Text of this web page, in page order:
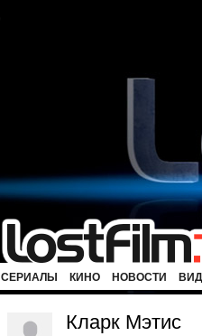
СЕРИАЛЫ КИНО НОВОСТИ
Кларк Мэтис